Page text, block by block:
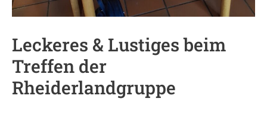
Leckeres & Lustiges beim
Treffen der
Rheiderlandgruppe